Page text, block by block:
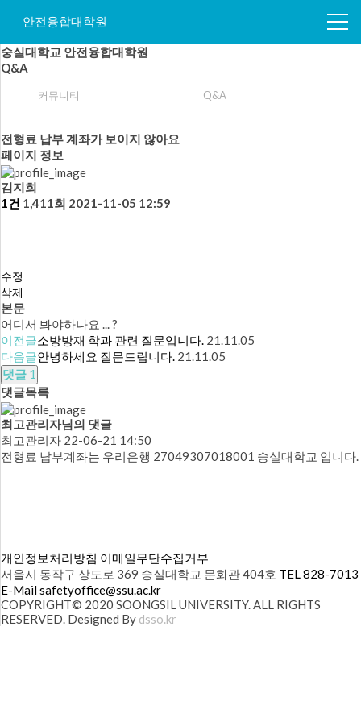
안전융합대학원
숭실대학교 안전융합대학원
Q&A
커뮤니티 Q&A
전형료 납부 계좌가 보이지 않아요
페이지 정보
김지희
1건 1,411회 2021-11-05 12:59
수정
삭제
본문
어디서 봐야하나요 ... ?
이전글소방방재 학과 관련 질문입니다. 21.11.05
다음글안녕하세요 질문드립니다. 21.11.05
댓글 1
댓글목록
최고관리자님의 댓글
최고관리자 22-06-21 14:50
전형료 납부계좌는 우리은행 27049307018001 숭실대학교 입니다.
개인정보처리방침 이메일무단수집거부
서울시 동작구 상도로 369 숭실대학교 문화관 404호 TEL 828-7013
E-Mail safetyoffice@ssu.ac.kr
COPYRIGHT© 2020 SOONGSIL UNIVERSITY. ALL RIGHTS
RESERVED. Designed By dsso.kr